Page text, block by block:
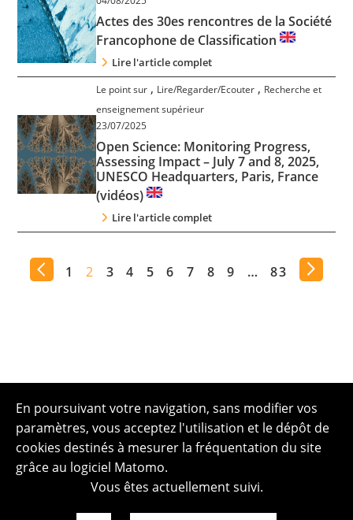
Actes des 30es rencontres de la Société
Francophone de Classification
Lire l'article complet
Le point sur , Lire/Regarder/Ecouter , Recherche et
enseignement supérieur
23/07/2025
Open Science: Monitoring Progress,
Assessing Impact – July 7 and 8, 2025,
UNESCO Headquarters, Paris, France
(vidéos)
Lire l'article complet
1 2 3 4 5 6 7 8 9 … 83
En poursuivant votre navigation, sans modifier vos
paramètres, vous acceptez l'utilisation et le dépôt de
cookies destinés à mesurer la fréquentation du site
grâce au logiciel Matomo.
Vous êtes actuellement suivi.